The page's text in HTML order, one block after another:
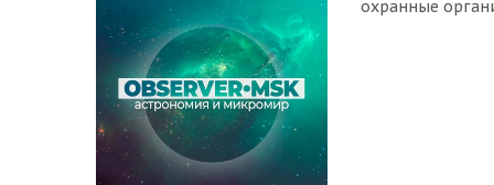
охранные